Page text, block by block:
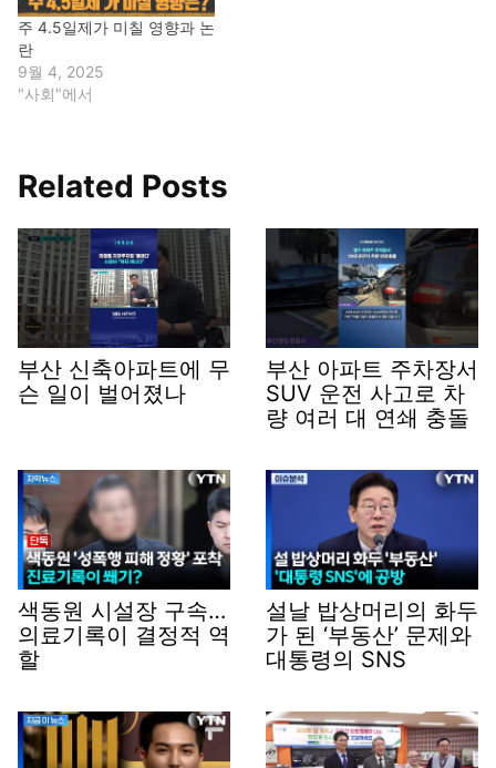
주 4.5일제가 미칠 영향과 논
란
9월 4, 2025
"사회"에서
Related Posts
부산 신축아파트에 무
슨 일이 벌어졌나
부산 아파트 주차장서
SUV 운전 사고로 차
량 여러 대 연쇄 충돌
색동원 시설장 구속…
의료기록이 결정적 역
할
설날 밥상머리의 화두
가 된 ‘부동산’ 문제와
대통령의 SNS